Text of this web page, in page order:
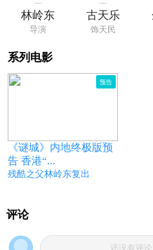
云抓走。兄
事发之后
恶意破坏
林岭东在阔
林岭东
导演
古天乐
饰天民
系列电影
预告
《谜城》内地终极版预
告 香港“...
残酷之父林岭东复出